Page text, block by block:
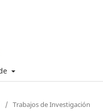
/ Trabajos de Investigación